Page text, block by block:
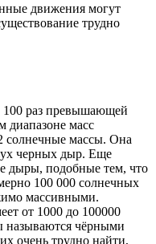
движения могут
трудно
раз превышающей
диапазоне масс
солнечные массы. Она
черных дыр. Еще
дыры, подобные тем, что
100 000 солнечных
массивными.
от 1000 до 100000
называются чёрными
очень трудно найти,